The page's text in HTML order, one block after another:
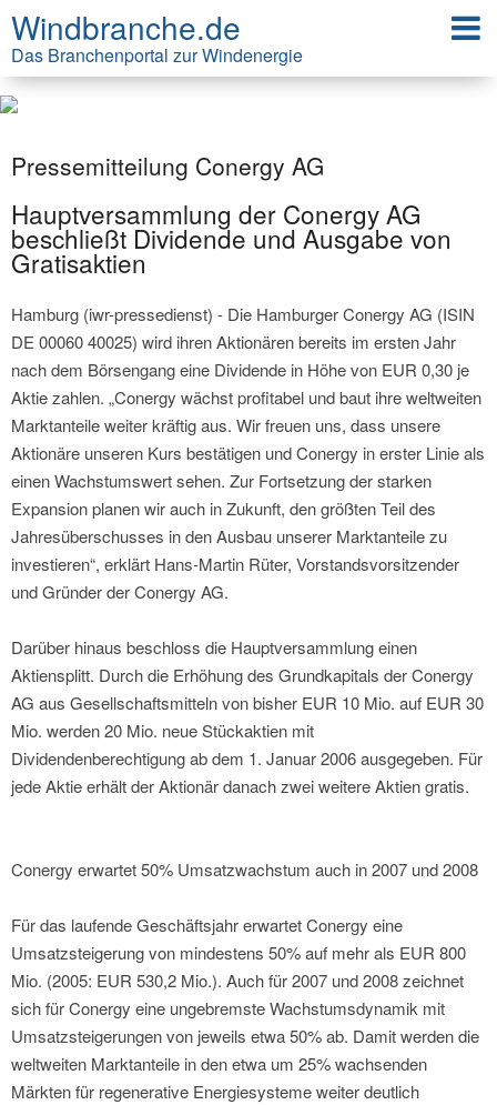
Windbranche.de
Das Branchenportal zur Windenergie
Pressemitteilung Conergy AG
Hauptversammlung der Conergy AG
beschließt Dividende und Ausgabe von
Gratisaktien
Hamburg (iwr-pressedienst) - Die Hamburger Conergy AG (ISIN
DE 00060 40025) wird ihren Aktionären bereits im ersten Jahr
nach dem Börsengang eine Dividende in Höhe von EUR 0,30 je
Aktie zahlen. „Conergy wächst profitabel und baut ihre weltweiten
Marktanteile weiter kräftig aus. Wir freuen uns, dass unsere
Aktionäre unseren Kurs bestätigen und Conergy in erster Linie als
einen Wachstumswert sehen. Zur Fortsetzung der starken
Expansion planen wir auch in Zukunft, den größten Teil des
Jahresüberschusses in den Ausbau unserer Marktanteile zu
investieren“, erklärt Hans-Martin Rüter, Vorstandsvorsitzender
und Gründer der Conergy AG.
Darüber hinaus beschloss die Hauptversammlung einen
Aktiensplitt. Durch die Erhöhung des Grundkapitals der Conergy
AG aus Gesellschaftsmitteln von bisher EUR 10 Mio. auf EUR 30
Mio. werden 20 Mio. neue Stückaktien mit
Dividendenberechtigung ab dem 1. Januar 2006 ausgegeben. Für
jede Aktie erhält der Aktionär danach zwei weitere Aktien gratis.
Conergy erwartet 50% Umsatzwachstum auch in 2007 und 2008
Für das laufende Geschäftsjahr erwartet Conergy eine
Umsatzsteigerung von mindestens 50% auf mehr als EUR 800
Mio. (2005: EUR 530,2 Mio.). Auch für 2007 und 2008 zeichnet
sich für Conergy eine ungebremste Wachstumsdynamik mit
Umsatzsteigerungen von jeweils etwa 50% ab. Damit werden die
weltweiten Marktanteile in den etwa um 25% wachsenden
Märkten für regenerative Energiesysteme weiter deutlich